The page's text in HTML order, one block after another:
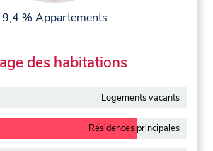
9,4 % Appartements
des habitations
Logements vacants
Résidences principales